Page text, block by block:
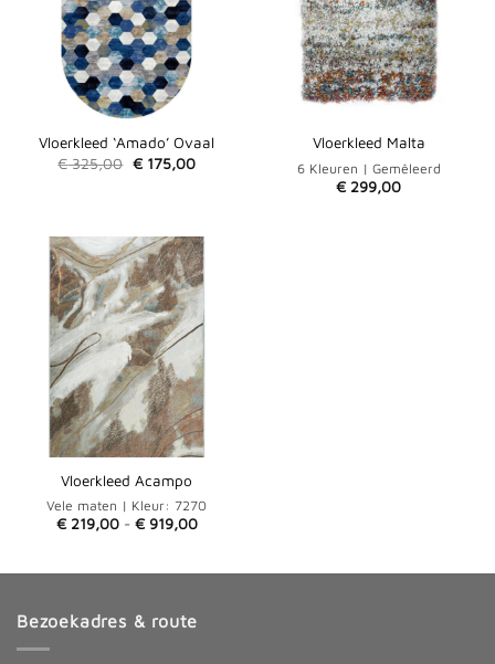
Vloerkleed ‘Amado’ Ovaal
€325,00 Oorspronkelijke
€175,00Huidige
Vloerkleed Malta
6 Kleuren | Gemêleerd
€ 299,00
Vloerkleed Acampo
Vele maten | Kleur: 7270
€219,00 - €919,00Prijsklasse:
Bezoekadres & route